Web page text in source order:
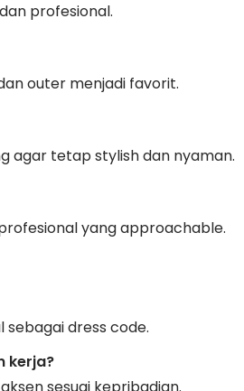
profesional.
outer menjadi favorit.
agar tetap stylish dan nyaman.
yang approachable.
sebagai dress code.
kerja?